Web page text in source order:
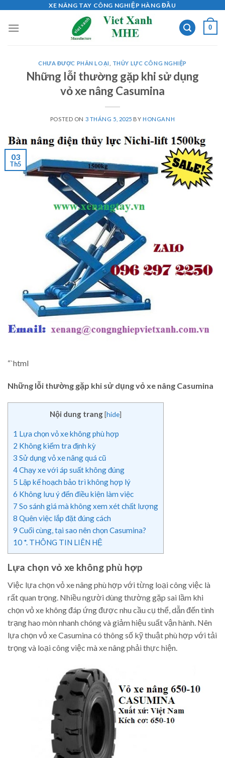
content
XE NÂNG TAY CÔNG NGHIỆP HÀNG ĐẦU
0
CHƯA ĐƯỢC PHÂN LOẠI THỦY LỰC CÔNG NGHIỆP
Những lỗi thường gặp khi sử dụng
vỏ xe nâng Casumina
POSTED ON 3 THÁNG 5, 2025 BYHONGANH
03
Th5
“`html
Những lỗi thường gặp khi sử dụng vỏ xe nâng Casumina
Nội dung trang[hide]
1 Lựa chọn vỏ xe không phù hợp
2 Không kiểm tra định kỳ
3 Sử dụng vỏ xe nâng quá cũ
4Chạy xe với áp suất không đúng
5 Lập kế hoạch bảo trì không hợp lý
6 Không lưu ý đến điều kiện làm việc
7 So sánh giá mà không xem xét chất lượng
8 Quên việc lắp đặt đúng cách
9 Cuối cùng, tại sao nên chọn Casumina?
10 *. THÔNG TIN LIÊN HỆ
Lựa chọn vỏ xe không phù hợp
Việc lựa chọn vỏ xe nâng phù hợp với từng loại công việc là
rất quan trọng. Nhiều người dùng thường gặp sai lầm khi
chọn vỏ xe không đáp ứng được nhu cầu cụ thể, dẫn đến tình
trạng hao mòn nhanh chóng và giảm hiệu suất vận hành. Nên
lựa chọn vỏ xe Casumina có thông số kỹ thuật phù hợp với tải
trọng và loại công việc mà xe nâng phải thực hiện.